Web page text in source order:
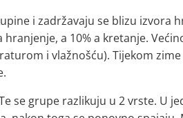
i zadržavaju se blizu izvora
a 10% a kretanje.
i vlažnošću). Tijekom
se grupe razlikuju u 2 vrste. U